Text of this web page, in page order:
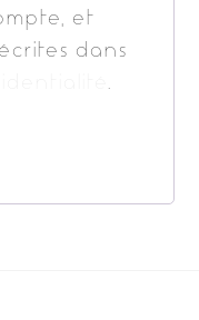
et
dans
.